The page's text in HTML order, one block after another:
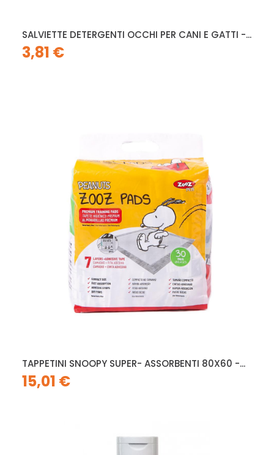
SALVIETTE DETERGENTI OCCHI PER CANI E GATTI -...
3,81 €
TAPPETINI SNOOPY SUPER- ASSORBENTI 80X60 -...
15,01 €